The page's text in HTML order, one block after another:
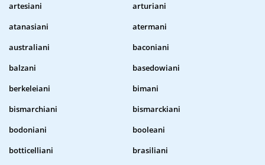
artesiani
arturiani
atanasiani
atermani
australiani
baconiani
balzani
basedowiani
berkeleiani
bimani
bismarchiani
bismarckiani
bodoniani
booleani
botticelliani
brasiliani